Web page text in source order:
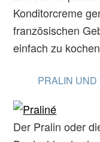
Konditorcreme
französischen
einfach zu
PRALIN UND
Der Pralin oder